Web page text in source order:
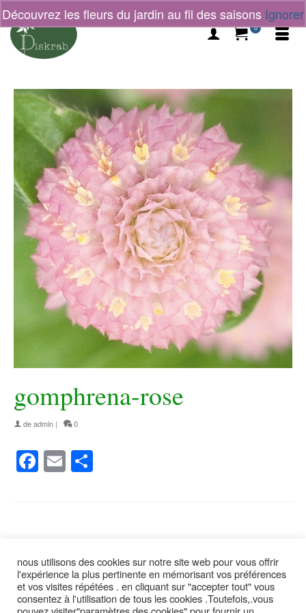
Découvrez les fleurs du jardin au fil des saisons Ignorer
0
gomphrena-rose
deadmin | 0
Facebook
Email
suivez moi
nous utilisons des cookies sur notre site web pour vous offrir
l'expérience la plus pertinente en mémorisant vos préférences
et vos visites répétées . en cliquant sur "accepter tout" vous
consentez à l'utilisation de tous les cookies .Toutefois,.vous